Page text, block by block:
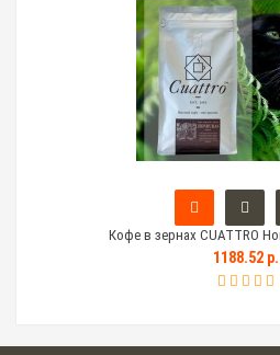
Кофе в зернах CUATTRO
1188.52 р.